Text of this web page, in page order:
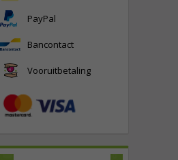
PayPal
Bancontact
Vooruitbetaling